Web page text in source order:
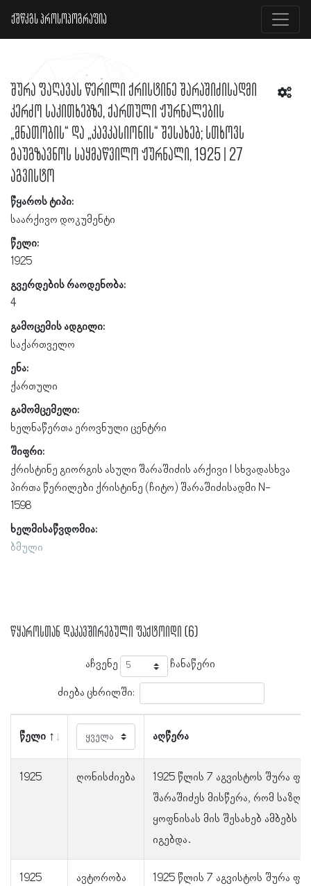
ქშწკგს პროსოპოგრაფია
შურა ფაღავას წერილი ქრისტინე შარაშიძისადმი
კერძო საკითხებზე, ქართული ჟურნალების
„მნათობის“ და „კავკასიონის“ შესახებ; სთხოვს
გაუგზავნოს საყმაწვილო ჟურნალი, 1925 | 27
აგვისტო
წყაროს ტიპი:
საარქივო დოკუმენტი
წელი:
1925
გვერდების რაოდენობა:
4
გამოცემის ადგილი:
საქართველო
ენა:
ქართული
გამომცემელი:
ხელნაწერთა ეროვნული ცენტრი
შიფრი:
ქრისტინე გიორგის ასული შარაშიძის არქივი l სხვადასხვა
პირთა წერილები ქრისტინე (ჩიტო) შარაშიძისადმი N-
1598
ხელმისაწვდომია:
ბმული
წყაროსთან დაკავშირებული ფაქტოიდი (6)
აჩვენე ჩანაწერი
ძიება ცხრილში:
წელი აღწერა
1925 ღონისძიება
1925 წლის 7 აგვისტოს შურა
შარაშიძეს მისწერა, რომ
ყოფნისას მის შესახებ ამბებს
იგებდა.
1925 ავტორობა
1925 წლის 7 აგვისტოს შურა